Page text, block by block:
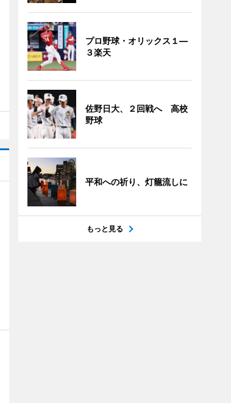
プロ野球・オリックス１―
３楽天
佐野日大、２回戦へ 高校
野球
平和への祈り、灯籠流しに
もっと見る